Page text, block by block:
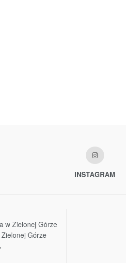
INSTAGRAM
w Zielonej Górze
Górze